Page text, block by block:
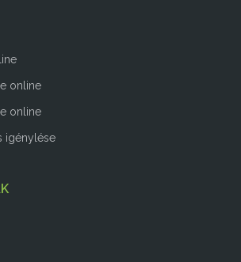
online
online
igénylése